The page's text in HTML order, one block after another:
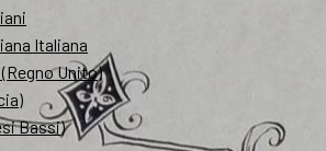
Italiana
Unito)
Bassi)